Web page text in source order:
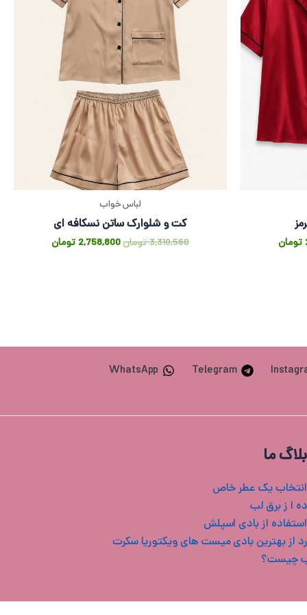
تومان
لباس خواب
کت و شلوارک ساتن نسکافه ای
3,310,560تومان2,758,800 تومان
Telegram
WhatsApp
ما
یک عطر خاص
ا ز برق لب
از بادی اسپلش
چیست؟